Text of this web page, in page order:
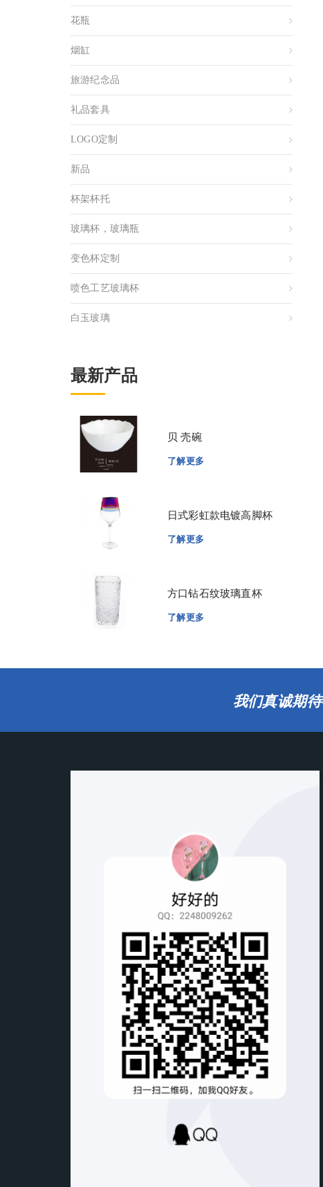
花瓶
烟缸
旅游纪念品
礼品套具
LOGO定制
新品
杯架杯托
玻璃杯，玻璃瓶
变色杯定制
喷色工艺玻璃杯
白玉玻璃
最新产品
贝 壳碗
了解更多
日式彩虹款电镀高脚杯
了解更多
方口钻石纹玻璃直杯
了解更多
我们真诚期